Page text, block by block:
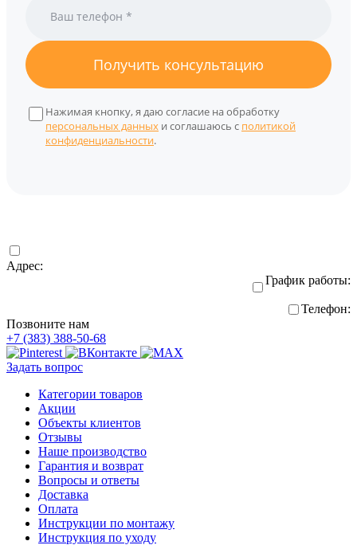
Получить консультацию
Нажимая кнопку, я даю согласие на обработку
персональных данных и соглашаюсь с политикой
конфиденциальности.
Адрес:
График работы:
Телефон:
Позвоните нам
+7 (383) 388-50-68
Задать вопрос
Категории товаров
Акции
Объекты клиентов
Отзывы
Наше производство
Гарантия и возврат
Вопросы и ответы
Доставка
Оплата
Инструкции по монтажу
Инструкция по уходу